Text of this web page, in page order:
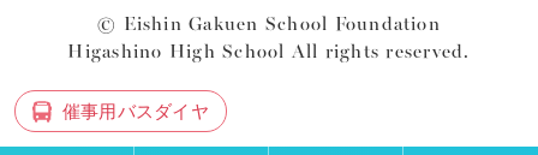
催事用バスダイヤ
© Eishin Gakuen School Foundation
Higashino High School All rights reserved.